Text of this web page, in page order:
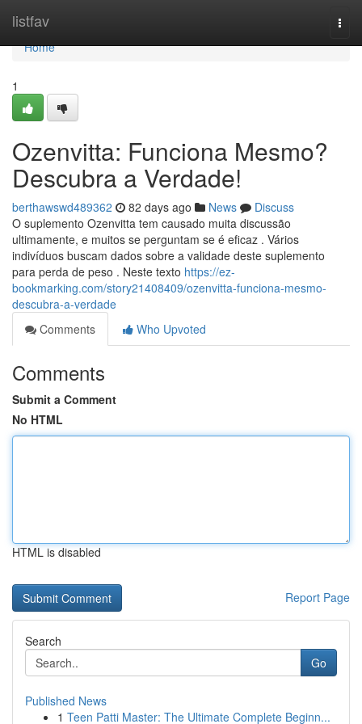
listfav
Home
Home
1
Ozenvitta: Funciona Mesmo?
Descubra a Verdade!
berthawswd489362 82 days ago News
Discuss
O suplemento Ozenvitta tem causado muita discussão
ultimamente, e muitos se perguntam se é eficaz . Vários
indivíduos buscam dados sobre a validade deste suplemento
para perda de peso . Neste texto https://ez-
bookmarking.com/story21408409/ozenvitta-funciona-mesmo-
descubra-a-verdade
Comments
Who Upvoted
Comments
Submit a Comment
No HTML
HTML is disabled
Report Page
Search
Go
Published News
1 Teen Patti Master: The Ultimate Complete Beginn...